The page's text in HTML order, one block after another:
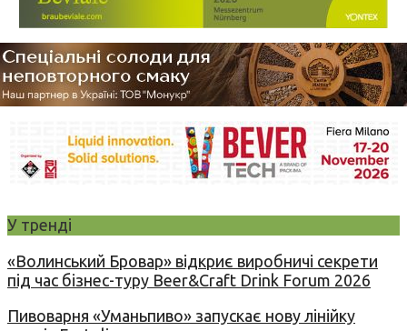
У тренді
«Волинський Бровар» відкриє виробничі секрети
під час бізнес-туру Beer&Craft Drink Forum 2026
Пивоварня «Уманьпиво» запускає нову лінійку